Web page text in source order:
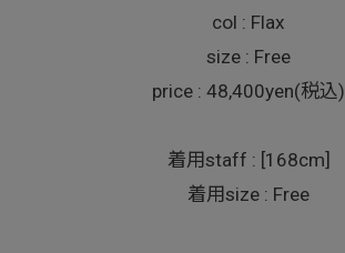
col : Flax
size : Free
price : 48,400yen(税込)
着用staff : [168cm]
着用size : Free